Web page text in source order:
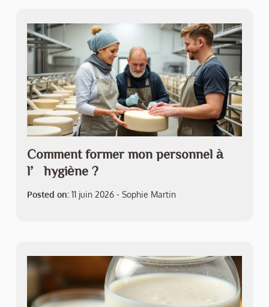
Comment former mon personnel à
l’hygiène ?
Posted on: 11 juin 2026 - Sophie Martin